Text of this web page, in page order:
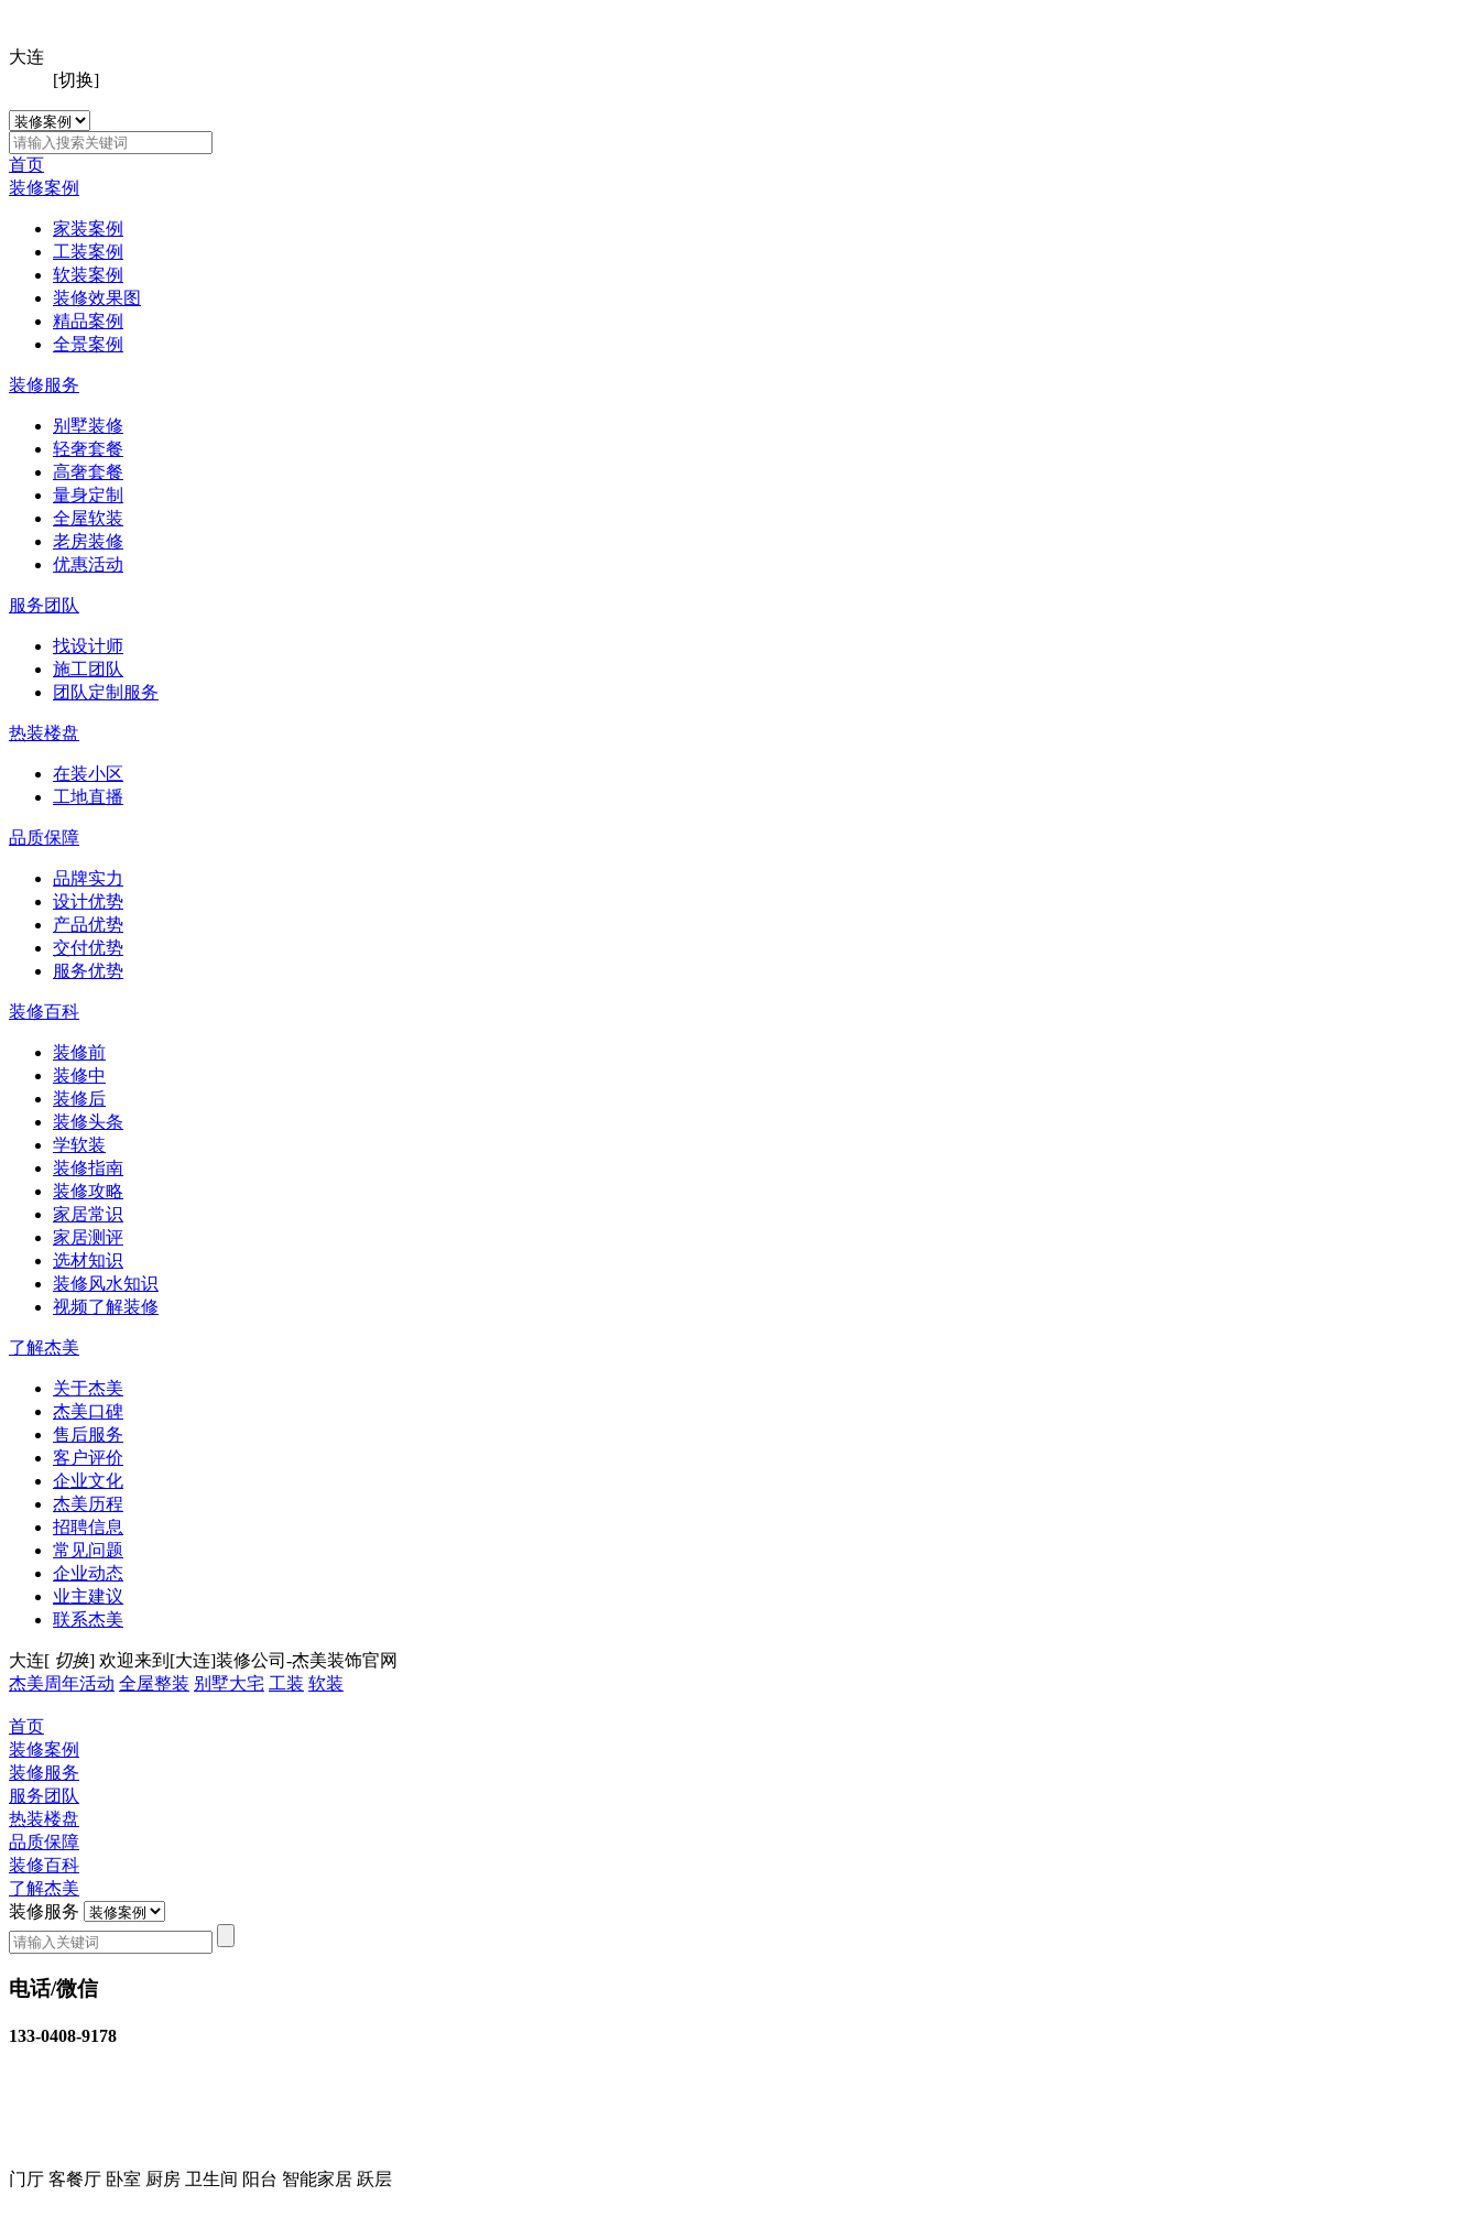
大连
[切换]
首页
装修案例
家装案例
工装案例
软装案例
装修效果图
精品案例
全景案例
装修服务
别墅装修
轻奢套餐
高奢套餐
量身定制
全屋软装
老房装修
优惠活动
服务团队
找设计师
施工团队
团队定制服务
热装楼盘
在装小区
工地直播
品质保障
品牌实力
设计优势
产品优势
交付优势
服务优势
装修百科
装修前
装修中
装修后
装修头条
学软装
装修指南
装修攻略
家居常识
家居测评
选材知识
装修风水知识
视频了解装修
了解杰美
关于杰美
杰美口碑
售后服务
客户评价
企业文化
杰美历程
招聘信息
常见问题
企业动态
业主建议
联系杰美
大连[ 切换] 欢迎来到[大连]装修公司-杰美装饰官网
杰美周年活动 全屋整装 别墅大宅 工装 软装
首页
装修案例
装修服务
服务团队
热装楼盘
品质保障
装修百科
了解杰美
装修服务
电话/微信
133-0408-9178
门厅 客餐厅 卧室 厨房 卫生间 阳台 智能家居 跃层